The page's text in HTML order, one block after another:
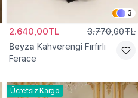
3
2.640,00TL 3.770,00TL
Beyza Kahverengi Fırfırlı
Ferace
Ücretsiz Kargo